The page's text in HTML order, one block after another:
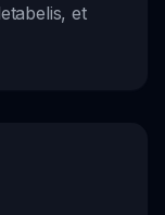
et